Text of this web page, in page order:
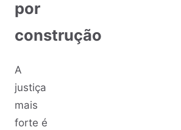
por
construção
A
justiça
mais
forte é